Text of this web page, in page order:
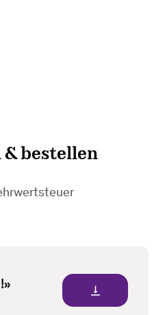
bestellen
vertical_align_bottom